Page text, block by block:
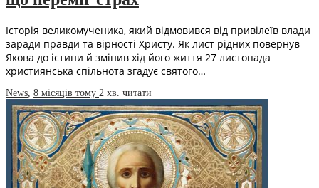
Історія великомученика, який відмовився від привілеїв влади
заради правди та вірності Христу. Як лист рідних повернув
Якова до істини й змінив хід його життя 27 листопада
християнська спільнота згадує святого…
News 8 місяців тому 2 хв. читати